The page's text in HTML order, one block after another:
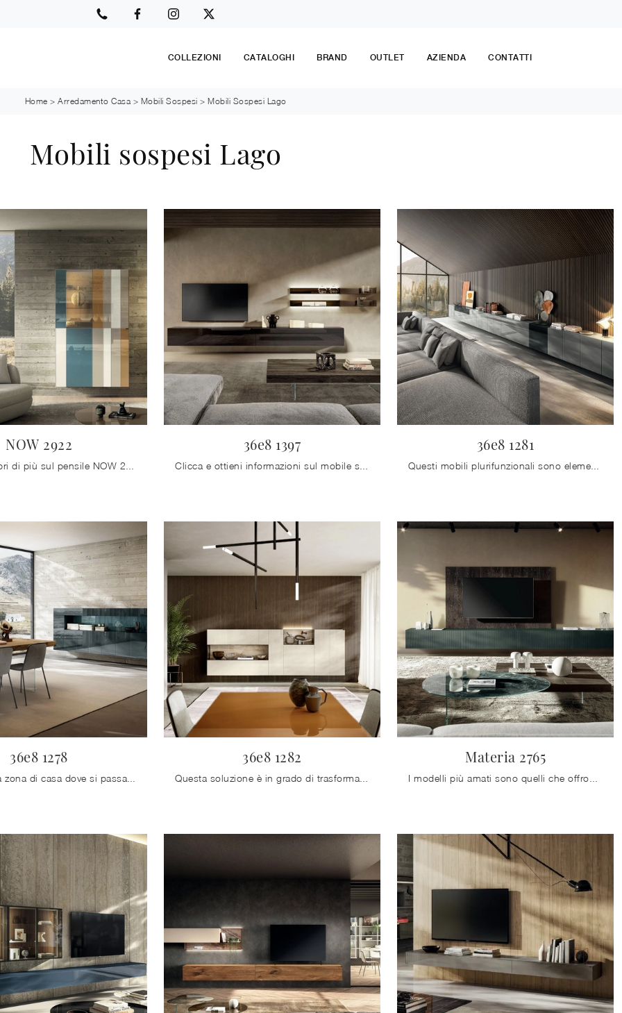
COLLEZIONI CATALOGHI BRAND OUTLET AZIENDA CONTATTI
Home > Arredamento Casa > Mobili Sospesi > Mobili Sospesi Lago
Mobili sospesi Lago
NOW 2922 36e8 1397 36e8 1281
36e8 1278
Il living è una zona di casa dove si passa parecchio tempo, da soli o in compagnia: l'acquisto del migliore pensile fa la differenza.
36e8 1282
Questa soluzione è in grado di trasformare un ambiente anonimo in uno spazio accogliente: ottimizza la tua casa con questi Mobile sospeso 36e8 1282 ...
Materia 2765
I modelli più amati sono quelli che offrono l'opportunità di ricreare diverse versioni, affinchè possano diventare protagonista in un locale di ogni ...